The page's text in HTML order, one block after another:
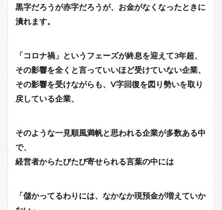
黒字だろうが赤字だろうが、お金がなくなったときに
潰れます。
「コロナ禍」というフェーズが終息を迎えて3年超、
その影響を全くと言っていいほど受けていない企業、
その影響を受けながらも、V字回復を図り勢いを取り
戻している企業、
そのような一見順風満帆と思われる企業が多数ある中
で、
経営者からたびたび寄せられる言葉の中には
「儲かってるわりには、なかなか現預金が増えていか